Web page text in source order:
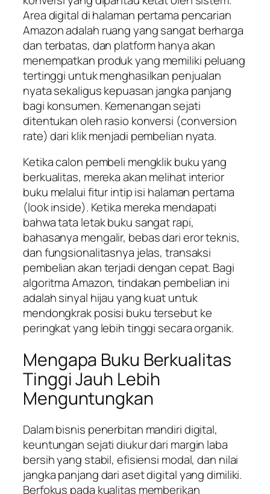
Area digital di halaman pertama pencarian
Amazon adalah ruang yang sangat berharga
dan terbatas, dan platform hanya akan
menempatkan produk yang memiliki peluang
tertinggi untuk menghasilkan penjualan
nyata sekaligus kepuasan jangka panjang
bagi konsumen. Kemenangan sejati
ditentukan oleh rasio konversi (conversion
rate) dari klik menjadi pembelian nyata.
Ketika calon pembeli mengklik buku yang
berkualitas, mereka akan melihat interior
buku melalui fitur intip isi halaman pertama
(look inside). Ketika mereka mendapati
bahwa tata letak buku sangat rapi,
bahasanya mengalir, bebas dari eror teknis,
dan fungsionalitasnya jelas, transaksi
pembelian akan terjadi dengan cepat. Bagi
algoritma Amazon, tindakan pembelian ini
adalah sinyal hijau yang kuat untuk
mendongkrak posisi buku tersebut ke
peringkat yang lebih tinggi secara organik.
Mengapa Buku Berkualitas
Tinggi Jauh Lebih
Menguntungkan
Dalam bisnis penerbitan mandiri digital,
keuntungan sejati diukur dari margin laba
bersih yang stabil, efisiensi modal, dan nilai
jangka panjang dari aset digital yang dimiliki.
Berfokus pada kualitas memberikan